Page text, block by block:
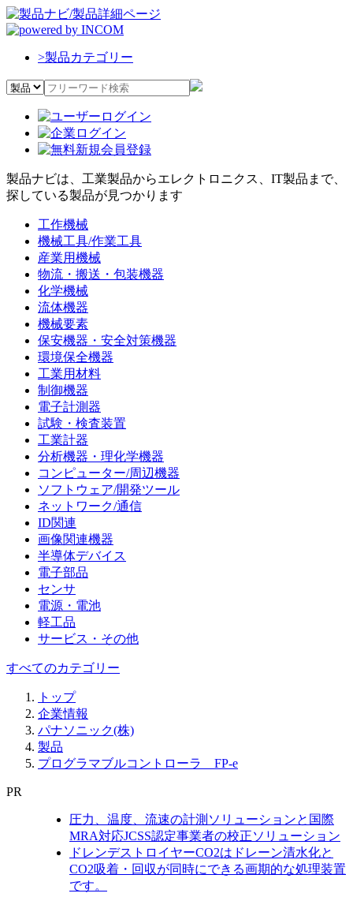
>製品カテゴリー
製品ナビは、工業製品からエレクトロニクス、IT製品まで、
探している製品が見つかります
工作機械
機械工具/作業工具
産業用機械
物流・搬送・包装機器
化学機械
流体機器
機械要素
保安機器・安全対策機器
環境保全機器
工業用材料
制御機器
電子計測器
試験・検査装置
工業計器
分析機器・理化学機器
コンピューター/周辺機器
ソフトウェア/開発ツール
ネットワーク/通信
ID関連
画像関連機器
半導体デバイス
電子部品
センサ
電源・電池
軽工品
サービス・その他
すべてのカテゴリー
トップ
企業情報
パナソニック(株)
製品
プログラマブルコントローラ FP-e
PR
圧力、温度、流速の計測ソリューションと国際
MRA対応JCSS認定事業者の校正ソリューション
ドレンデストロイヤーCO2はドレーン清水化と
CO2吸着・回収が同時にできる画期的な処理装置
です。